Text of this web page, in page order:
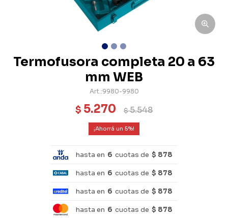
Termofusora completa 20 a 63
mm WEB
9980-9980
$ 5.270 $5.548
5
hasta en 6 cuotas de $ 878
hasta en 6 cuotas de $ 878
hasta en 6 cuotas de $ 878
hasta en 6 cuotas de $ 878